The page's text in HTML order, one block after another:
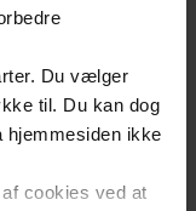
Du vælger
til. Du kan dog
ikke
cookies ved at